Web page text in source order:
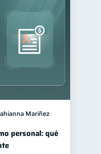
30
Maríñez
personal: qué